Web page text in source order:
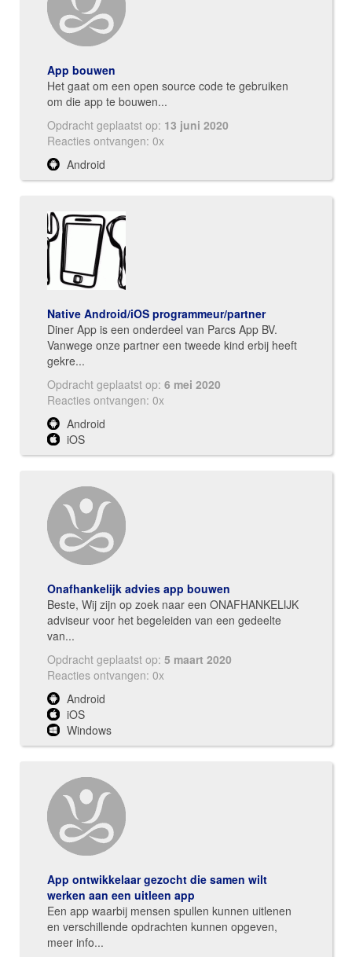
App bouwen
Het gaat om een open source code te gebruiken
om die app te bouwen...
Opdracht geplaatst op: 13 juni 2020
Reacties ontvangen: 0x
Android
Native Android/iOS programmeur/partner
Diner App is een onderdeel van Parcs App BV.
Vanwege onze partner een tweede kind erbij heeft
gekre...
Opdracht geplaatst op: 6 mei 2020
Reacties ontvangen: 0x
Android
iOS
Onafhankelijk advies app bouwen
Beste, Wij zijn op zoek naar een ONAFHANKELIJK
adviseur voor het begeleiden van een gedeelte
van...
Opdracht geplaatst op: 5 maart 2020
Reacties ontvangen: 0x
Android
iOS
Windows
App ontwikkelaar gezocht die samen wilt
werken aan een uitleen app
Een app waarbij mensen spullen kunnen uitlenen
en verschillende opdrachten kunnen opgeven,
meer info...